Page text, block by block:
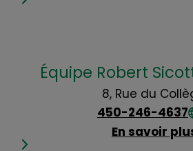
Équipe Robert
8, Rue du
450-246-4637
En savoir